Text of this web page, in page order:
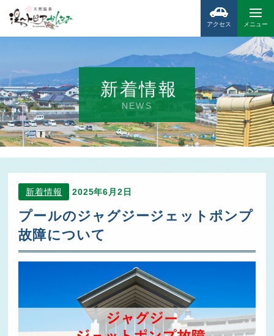
メニュー
アクセス
新着情報
NEWS
新着情報 2025年6月2日
プールのジャグジージェットポンプ
故障について